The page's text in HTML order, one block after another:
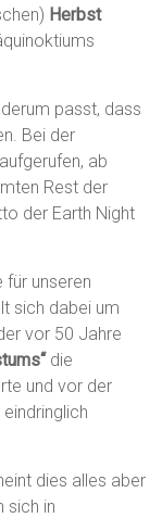
Herbst
passt, dass
Bei der
ab
Rest der
der Earth Night
für unseren
sich dabei um
vor 50 Jahre
die
und vor der
dies alles aber
sich in